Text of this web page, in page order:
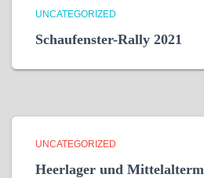
UNCATEGORIZED
Schaufenster-Rally 2021
UNCATEGORIZED
Heerlager und